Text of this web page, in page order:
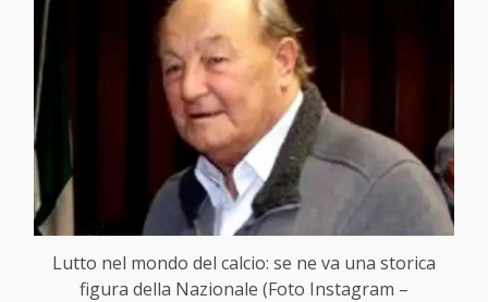
Lutto nel mondo del calcio: se ne va una storica
figura della Nazionale (Foto Instagram –